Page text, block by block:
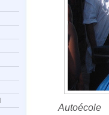
Autoécole